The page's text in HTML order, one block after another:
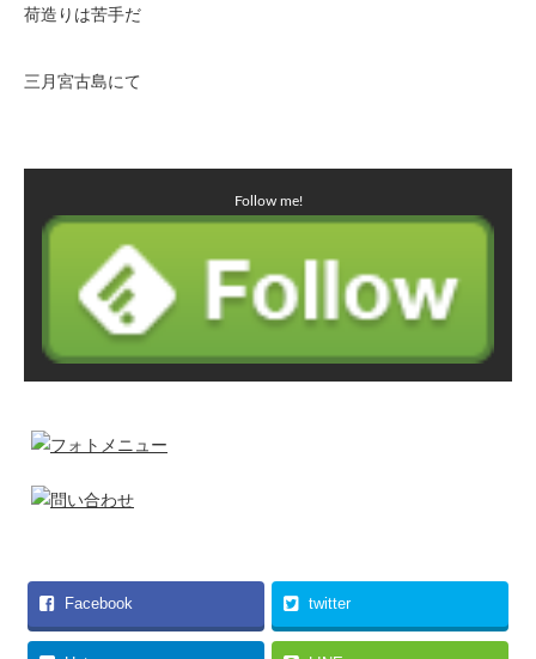
荷造りは苦手だ
三月宮古島にて
Follow me!
Facebook twitter